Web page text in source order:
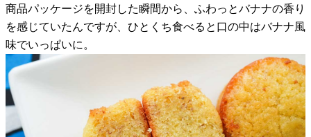
商品パッケージを開封した瞬間から、ふわっとバナナの香り
を感じていたんですが、ひとくち食べると口の中はバナナ風
味でいっぱいに。